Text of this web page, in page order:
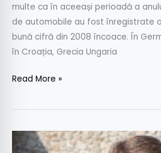
multe ca în aceeași perioadă a
de automobile au fost înregistrate
bună cifră din 2008 încoace. În
în Croația, Grecia Ungaria
Read More »
Klaus